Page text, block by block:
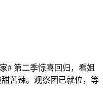
# 第二季惊喜回归，看姐
苦辣。观察团已就位，等